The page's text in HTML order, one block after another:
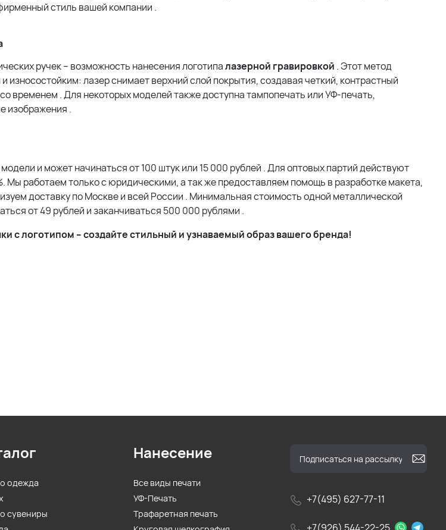
стиль вашей компании .
ручек – возможность нанесения логотипалазерной гравировкой . Этот метод
износостойким: лазер снимает верхний слой покрытия, создавая четкий, контрастный
временем . Для некоторых моделей также доступна тампопечать или УФ-печать,
изображения .
и может начинаться от 100 штук или 15 000 рублей . Для оптовых партий действуют
Мы работаем только с юридическими, а так же предоставляем помощь в разработке макета,
доставку по Москве и всей России . Минимальная стоимость одной металлической
от 49 рублей и заканчиваться 500 000 рублями .
с логотипом – создайте стильный и узнаваемый образ вашего бренда!
+7(495) 627-77-11
одежда
сувениры
Нанесение
Все виды печати
УФ-Печать
Трафаретная печать